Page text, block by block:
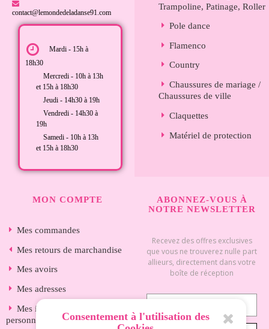
contact@lemondedeladanse91.com
Mardi - 15h à
18h30
Mercredi - 10h à 13h
et 15h à 18h30
Jeudi - 14h30 à 19h
Vendredi - 14h30 à
19h
Samedi - 10h à 13h
et 15h à 18h30
Trampoline, Patinage, Roller
Pole dance
Flamenco
Country
Chaussures de mariage /
Chaussures de ville
Claquettes
Matériel de protection
MON COMPTE
Mes commandes
Mes retours de marchandise
Mes avoirs
Mes adresses
Mes informations
personnelles
ABONNEZ-VOUS À
NOTRE NEWSLETTER
Recevez des offres exclusives
que vous ne trouverez nulle part
allieurs, directement dans votre
boîte de réception
Consentement à l'utilisation des